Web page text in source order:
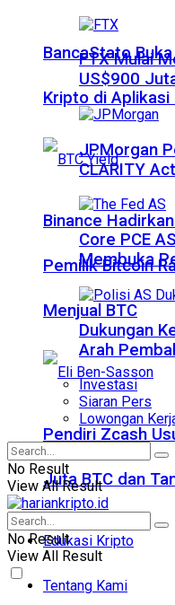
BancaStato
Kripto di Aplikasi
Binance
Pemilik Bitcoin
Menjual BTC
Pendiri Zcash
Juta BTC dan
Edukasi Kripto
Tentang Kami
FTX Mulai
US$900
JPMorgan
CLARITY
Core PCE
Membuka
Dukungan
Arah
Investasi
Siaran Pers
Lowongan
No Result
View All Result
No Result
View All Result